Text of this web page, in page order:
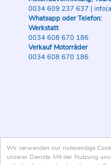
Wir verwenden nur notwendige
unserer Dienste. Mit der Nutzung
0034 609 237 637 |
Whatsapp oder Telefon:
Werkstatt
0034 608 670 186
Verkauf Motorräder
0034 608 670 186